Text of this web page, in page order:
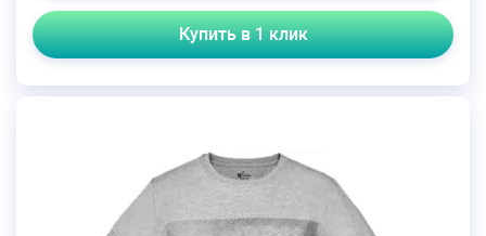
Купить в 1 клик